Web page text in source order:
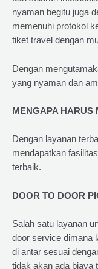
nyaman begitu juga
memenuhi protokol
tiket travel dengan
Dengan
yang nyaman dan
MENGAPA HARUS
Dengan layanan
mendapatkan
terbaik.
DOOR TO DOOR
Salah satu layanan
door service dimana
di antar sesuai
tidak akan ada biaya